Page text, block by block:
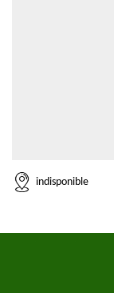
indisponible